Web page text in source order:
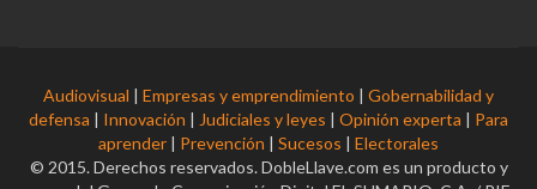
Audiovisual | Empresas y emprendimiento | Gobernabilidad y
defensa | Innovación | Judiciales y leyes | Opinión experta | Para
aprender | Prevención | Sucesos | Electorales
© 2015. Derechos reservados. DobleLlave.com es un producto y